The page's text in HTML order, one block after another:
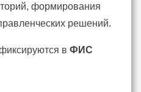
формирования
решений.
в ФИС